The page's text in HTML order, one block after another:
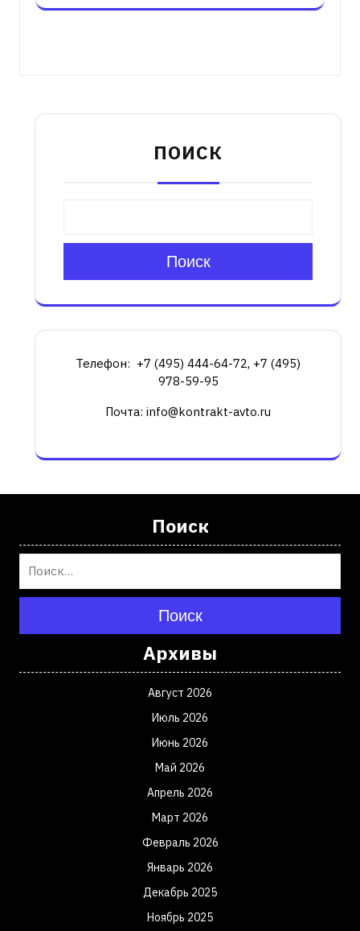
ПОИСК
Поиск
Телефон: +7 (495) 444-64-72, +7 (495)
978-59-95
Почта: info@kontrakt-avto.ru
Поиск
Поиск
Архивы
Август 2026
Июль 2026
Июнь 2026
Май 2026
Апрель 2026
Март 2026
Февраль 2026
Январь 2026
Декабрь 2025
Ноябрь 2025